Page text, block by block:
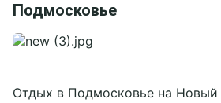
Подмосковье
Отдых в Подмосковье на